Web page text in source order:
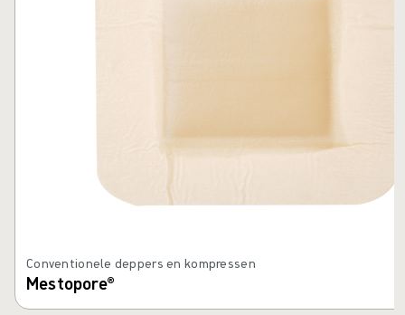
Conventionele deppers en kompressen
Mestopore®